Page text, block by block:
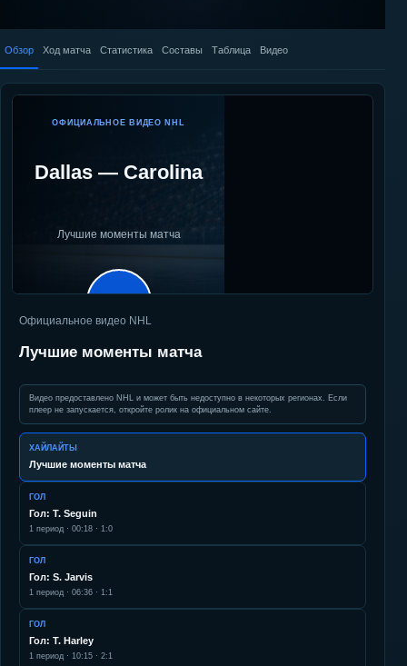
Обзор Ход матча Статистика Составы Таблица Видео
ОФИЦИАЛЬНОЕ ВИДЕО NHL
Dallas — Carolina
Лучшие моменты матча
▶
Официальное видео NHL
Лучшие моменты матча
Видео предоставлено NHL и может быть недоступно в некоторых регионах. Если
плеер не запускается, откройте ролик на официальном сайте.
ХАЙЛАЙТЫ
Лучшие моменты матча
ГОЛ
Гол: T. Seguin
1 период · 00:18 · 1:0
ГОЛ
Гол: S. Jarvis
1 период · 06:36 · 1:1
ГОЛ
Гол: T. Harley
1 период · 10:15 · 2:1